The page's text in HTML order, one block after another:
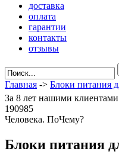
доставка
оплата
гарантии
контакты
отзывы
Главная -> Блоки питания
За 8 лет нашими клиентами
190985
Человека. ПоЧему?
Блоки питания